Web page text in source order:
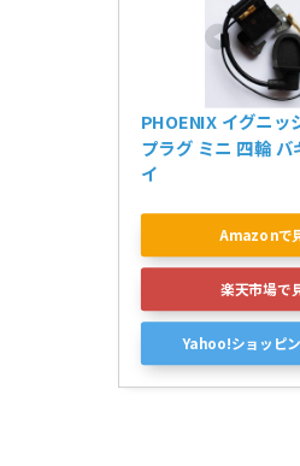
PHOENIX イグニッ
プラグ ミニ 四輪 バ
イ
Amazonで
楽天市場で
Yahoo!ショッピ